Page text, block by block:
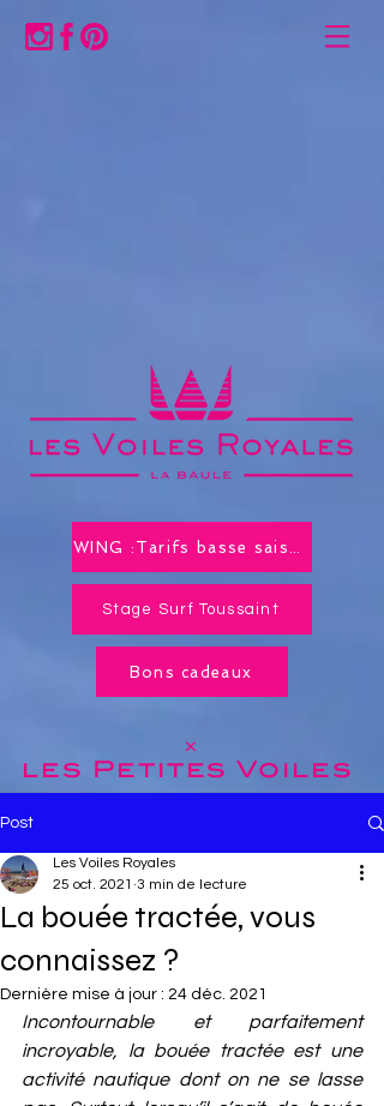
Stage Surf Toussaint
Bons cadeaux
x
les Petites Voiles
Post
La bouée tractée, vous
connaissez ?
Les Voiles Royales
25 oct. 2021 3 min de lecture
Dernière mise à jour : 24 déc. 2021
Incontournable et parfaitement
incroyable, la bouée tractée est une
activité nautique dont on ne se lasse